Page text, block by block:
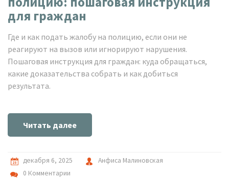
для граждан
Где и как подать жалобу на полицию, если они не
реагируют на вызов или игнорируют нарушения.
Пошаговая инструкция для граждан: куда обращаться,
какие доказательства собрать и как добиться
результата.
Читать далее
декабря 6, 2025
Анфиса Малиновская
0 Комментарии